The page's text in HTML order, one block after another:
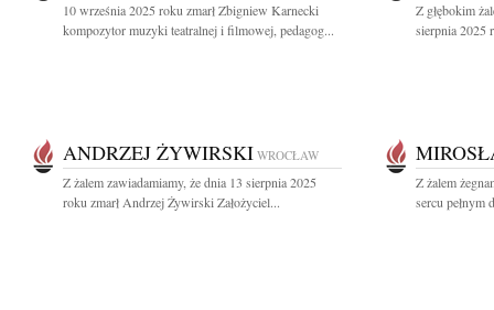
10 września 2025 roku zmarł Zbigniew Karnecki
kompozytor muzyki teatralnej i filmowej, pedagog...
Z głębokim
sierpnia 2025
ANDRZEJ ŻYWIRSKI WROCŁAW
Z żalem zawiadamiamy, że dnia 13 sierpnia 2025
roku zmarł Andrzej Żywirski Założyciel...
Z żalem
sercu pełnym